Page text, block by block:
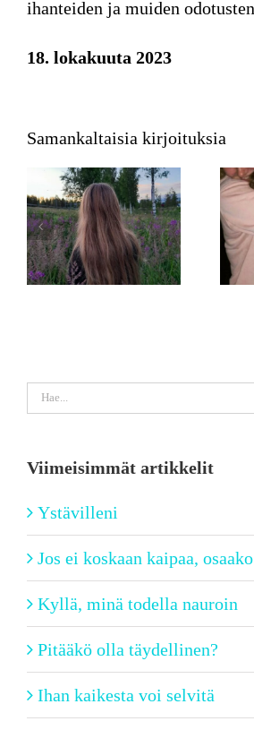
ihanteiden ja muiden
18. lokakuuta 2023
Samankaltaisia kirjoituksia
Etsi
Viimeisimmät artikkelit
Ystävilleni
Jos ei koskaan kaipaa,
Kyllä, minä todella nauroin
Pitääkö olla täydellinen?
Ihan kaikesta voi selvitä